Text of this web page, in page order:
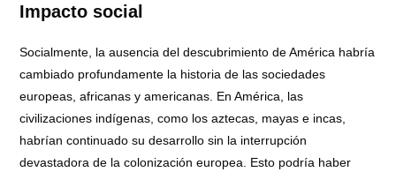
Impacto social
Socialmente, la ausencia del descubrimiento de América habría
cambiado profundamente la historia de las sociedades
europeas, africanas y americanas. En América, las
civilizaciones indígenas, como los aztecas, mayas e incas,
habrían continuado su desarrollo sin la interrupción
devastadora de la colonización europea. Esto podría haber